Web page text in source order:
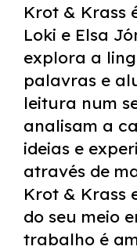
Krot & Krass
Loki e Elsa
explora a
palavras e
leitura num
analisam a
ideias e
através de
Krot & Krass
do seu meio
trabalho é